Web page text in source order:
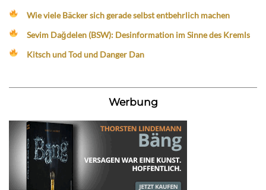
Wie viele Bäcker sich gerade selbst entbehrlich machen
Sevim Dağdelen (BSW): Desinformation im Sinne des Kremls
Kitsch und Tod und Danger Dan
Werbung